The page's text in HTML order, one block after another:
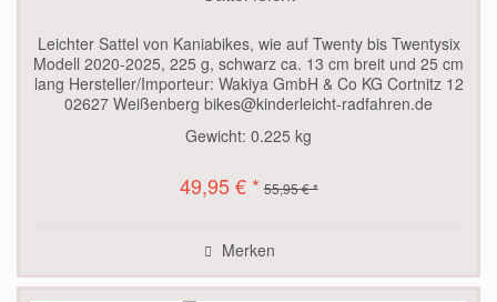
Leichter Sattel von Kaniabikes, wie auf Twenty bis Twentysix
Modell 2020-2025, 225 g, schwarz ca. 13 cm breit und 25 cm
lang Hersteller/Importeur: Wakiya GmbH & Co KG Cortnitz 12
02627 Weißenberg bikes@kinderleicht-radfahren.de
Gewicht: 0.225 kg
49,95 € * 55,95 € *
Merken